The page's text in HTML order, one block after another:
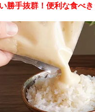
勝手抜群！便利な食べ